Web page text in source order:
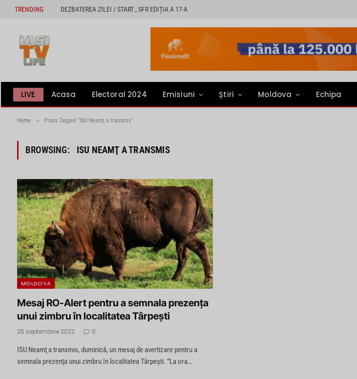
TRENDING DEZBATEREA ZILEI / START , SFR EDIȚIA A 17-A
LIVE Acasa Electoral 2024 Emisiuni Știri Moldova Echipa
Home » Posts Tagged "ISU Neamţ a transmis"
BROWSING: ISU NEAMŢ A TRANSMIS
MOLDOVA
Mesaj RO-Alert pentru a semnala prezenţa
unui zimbru în localitatea Târpeşti
25 septembrie 2022 0
ISU Neamţ a transmis, duminică, un mesaj de avertizare pentru a
semnala prezenţa unui zimbru în localitatea Târpeşti. ”La ora…